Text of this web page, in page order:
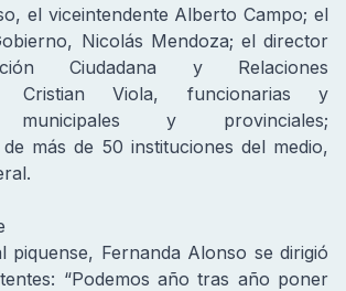
el viceintendente Alberto Campo; el
Nicolás Mendoza; el director
Ciudadana y Relaciones
Cristian Viola, funcionarias y
municipales y provinciales;
más de 50 instituciones del medio,
piquense, Fernanda Alonso se dirigió
“Podemos año tras año poner